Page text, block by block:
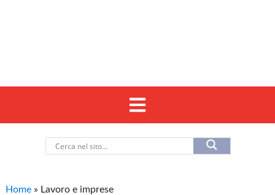
Home » Lavoro e imprese